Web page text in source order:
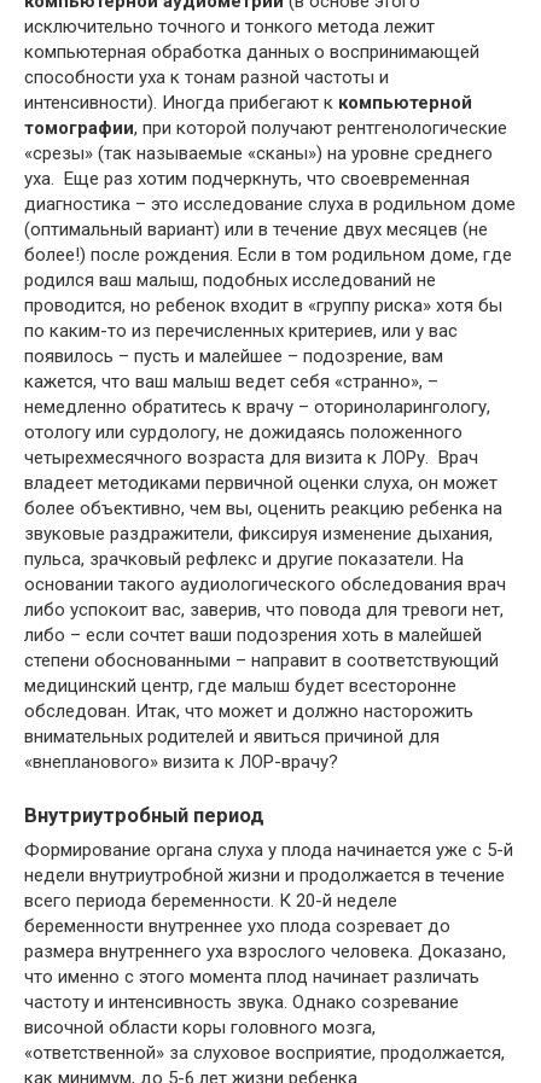
исключительно точного и тонкого метода лежит
компьютерная обработка данных о воспринимающей
способности уха к тонам разной частоты и
интенсивности). Иногда прибегают к компьютерной
томографии, при которой получают рентгенологические
«срезы» (так называемые «сканы») на уровне среднего
уха. Еще раз хотим подчеркнуть, что своевременная
диагностика – это исследование слуха в родильном доме
(оптимальный вариант) или в течение двух месяцев (не
более!) после рождения. Если в том родильном доме, где
родился ваш малыш, подобных исследований не
проводится, но ребенок входит в «группу риска» хотя бы
по каким-то из перечисленных критериев, или у вас
появилось – пусть и малейшее – подозрение, вам
кажется, что ваш малыш ведет себя «странно», –
немедленно обратитесь к врачу – оториноларингологу,
отологу или сурдологу, не дожидаясь положенного
четырехмесячного возраста для визита к ЛОРу. Врач
владеет методиками первичной оценки слуха, он может
более объективно, чем вы, оценить реакцию ребенка на
звуковые раздражители, фиксируя изменение дыхания,
пульса, зрачковый рефлекс и другие показатели. На
основании такого аудиологического обследования врач
либо успокоит вас, заверив, что повода для тревоги нет,
либо – если сочтет ваши подозрения хоть в малейшей
степени обоснованными – направит в соответствующий
медицинский центр, где малыш будет всесторонне
обследован. Итак, что может и должно насторожить
внимательных родителей и явиться причиной для
«внепланового» визита к ЛОР-врачу?
Внутриутробный период
Формирование органа слуха у плода начинается уже с 5-й
недели внутриутробной жизни и продолжается в течение
всего периода беременности. К 20-й неделе
беременности внутреннее ухо плода созревает до
размера внутреннего уха взрослого человека. Доказано,
что именно с этого момента плод начинает различать
частоту и интенсивность звука. Однако созревание
височной области коры головного мозга,
«ответственной» за слуховое восприятие, продолжается,
как минимум, до 5-6 лет жизни ребенка.